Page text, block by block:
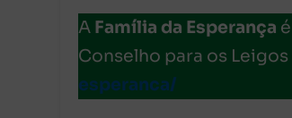
A Família da Esperança
Conselho para os
esperanca/